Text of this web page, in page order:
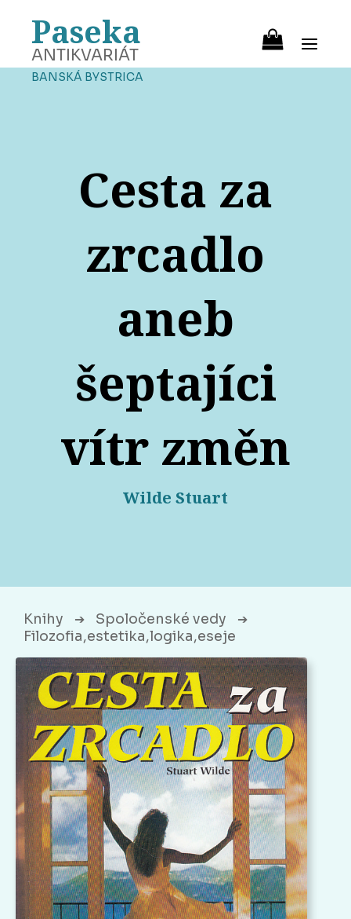
Paseka
ANTIKVARIÁT
BANSKÁ BYSTRICA
Cesta za
zrcadlo
aneb
šeptajíci
vítr změn
Wilde Stuart
Knihy ➔ Spoločenské vedy ➔
Filozofia,estetika,logika,eseje